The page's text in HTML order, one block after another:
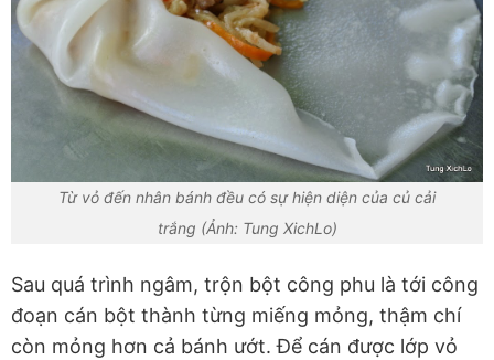
Từ vỏ đến nhân bánh đều có sự hiện diện của củ cải
trắng (Ảnh: Tung XichLo)
Sau quá trình ngâm, trộn bột công phu là tới công
đoạn cán bột thành từng miếng mỏng, thậm chí
còn mỏng hơn cả bánh ướt. Để cán được lớp vỏ